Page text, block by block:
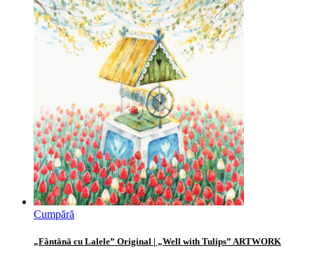
Cumpără
„Fântână cu Lalele” Original | „Well with Tulips” ARTWORK